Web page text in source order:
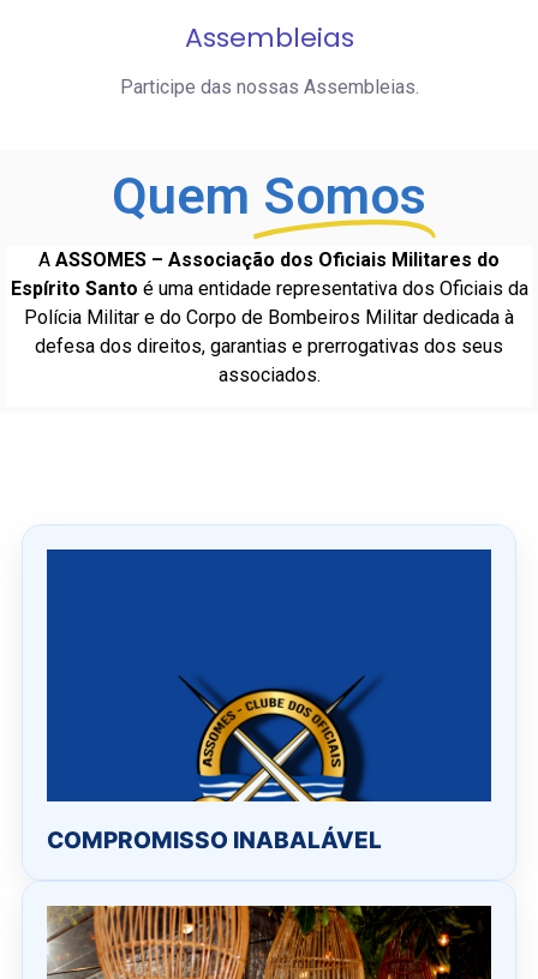
Assembleias
Participe das nossas Assembleias.
Quem Somos
A ASSOMES – Associação dos Oficiais Militares do
Espírito Santo é uma entidade representativa dos Oficiais da
Polícia Militar e do Corpo de Bombeiros Militar dedicada à
defesa dos direitos, garantias e prerrogativas dos seus
associados.
COMPROMISSO INABALÁVEL